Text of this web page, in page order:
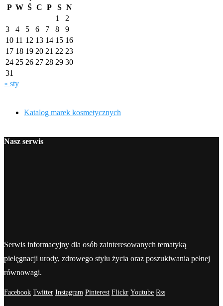
P W Ś C P S N
1
2
3
4 5 6 7 8
9
10 11 12 13 14 15 16
17 18 19 20 21 22 23
24 25 26 27 28 29 30
31
« sty
Katalog marek kosmetycznych
Nasz serwis
Serwis informacyjny dla osób zainteresowanych tematyką
pielęgnacji urody, zdrowego stylu życia oraz poszukiwania pełnej
równowagi.
Facebook Twitter Instagram Pinterest Flickr Youtube Rss